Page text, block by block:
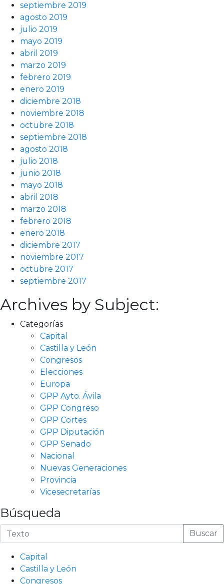
septiembre 2019
agosto 2019
julio 2019
mayo 2019
abril 2019
marzo 2019
febrero 2019
enero 2019
diciembre 2018
noviembre 2018
octubre 2018
septiembre 2018
agosto 2018
julio 2018
junio 2018
mayo 2018
abril 2018
marzo 2018
febrero 2018
enero 2018
diciembre 2017
noviembre 2017
octubre 2017
septiembre 2017
Archives by Subject:
Categorías
Capital
Castilla y León
Congresos
Elecciones
Europa
GPP Ayto. Ávila
GPP Congreso
GPP Cortes
GPP Diputación
GPP Senado
Nacional
Nuevas Generaciones
Provincia
Vicesecretarías
Búsqueda
Buscar
Capital
Castilla y León
Congresos